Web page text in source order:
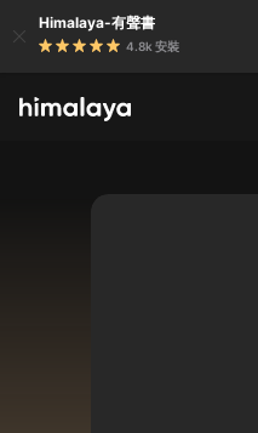
Himalaya-有聲書
4.8k 安裝